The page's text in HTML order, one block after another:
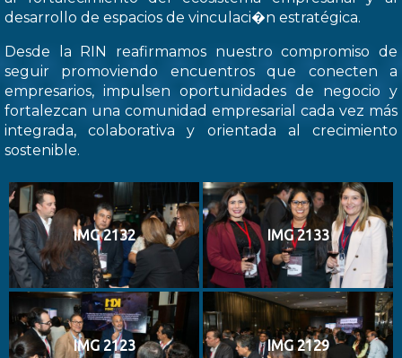
desarrollo de espacios de vinculaci�n estratégica.
Desde la RIN reafirmamos nuestro compromiso de
seguir promoviendo encuentros que conecten a
empresarios, impulsen oportunidades de negocio y
fortalezcan una comunidad empresarial cada vez más
integrada, colaborativa y orientada al crecimiento
sostenible.
IMG 2132 IMG 2133
IMG 2123 IMG 2129